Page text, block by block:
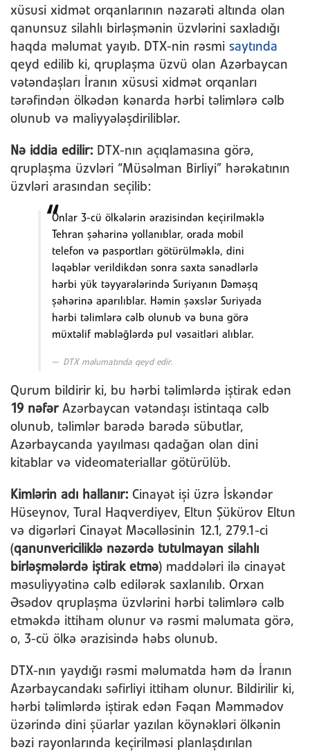
xüsusi xidmət orqanlarının nəzarəti altında olan
qanunsuz silahlı birləşmənin üzvlərini saxladığı
haqda məlumat yayıb. DTX-nin rəsmi saytında
qeyd edilib ki, qruplaşma üzvü olan Azərbaycan
vətəndaşları İranın xüsusi xidmət orqanları
tərəfindən ölkədən kənarda hərbi təlimlərə cəlb
olunub və maliyyələşdiriliblər.
Nə iddia edilir: DTX-nın açıqlamasına görə,
qruplaşma üzvləri “Müsəlman Birliyi” hərəkatının
üzvləri arasından seçilib:
Onlar 3-cü ölkələrin ərazisindən keçirilməklə
Tehran şəhərinə yollanıblar, orada mobil
telefon və pasportları götürülməklə, dini
ləqəblər verildikdən sonra saxta sənədlərlə
hərbi yük təyyarələrində Suriyanın Dəməşq
şəhərinə aparılıblar. Həmin şəxslər Suriyada
hərbi təlimlərə cəlb olunub və buna görə
müxtəlif məbləğlərdə pul vəsaitləri alıblar.
DTX məlumatında qeyd edir.
Qurum bildirir ki, bu hərbi təlimlərdə iştirak edən
19 nəfər Azərbaycan vətəndaşı istintaqa cəlb
olunub, təlimlər barədə barədə sübutlar,
Azərbaycanda yayılması qadağan olan dini
kitablar və videomateriallar götürülüb.
Kimlərin adı hallanır: Cinayət işi üzrə İskəndər
Hüseynov, Tural Haqverdiyev, Eltun Şükürov Eltun
və digərləri Cinayət Məcəlləsinin 12.1, 279.1-ci
(qanunvericiliklə nəzərdə tutulmayan silahlı
birləşmələrdə iştirak etmə) maddələri ilə cinayət
məsuliyyətinə cəlb edilərək saxlanılıb. Orxan
Əsədov qruplaşma üzvlərini hərbi təlimlərə cəlb
etməkdə ittiham olunur və rəsmi məlumata görə,
o, 3-cü ölkə ərazisində həbs olunub.
DTX-nın yaydığı rəsmi məlumatda həm də İranın
Azərbaycandakı səfirliyi ittiham olunur. Bildirilir ki,
hərbi təlimlərdə iştirak edən Fəqan Məmmədov
üzərində dini şüarlar yazılan köynəkləri ölkənin
bəzi rayonlarında keçirilməsi planlaşdırılan